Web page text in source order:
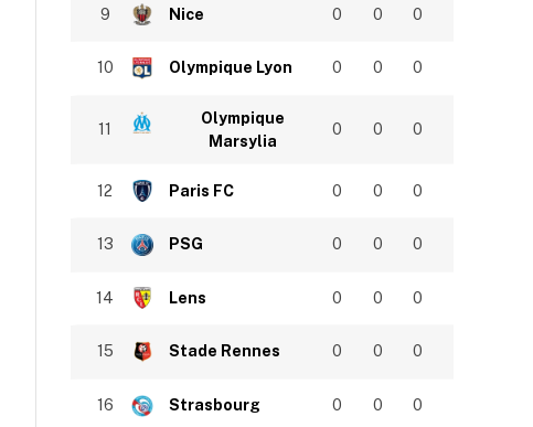
9 Nice 0 0 0
10 Olympique Lyon 0 0 0
11
Olympique
Marsylia
0 0 0
12 Paris FC 0 0 0
13 PSG 0 0 0
14 Lens 0 0 0
15 Stade Rennes 0 0 0
16 Strasbourg 0 0 0